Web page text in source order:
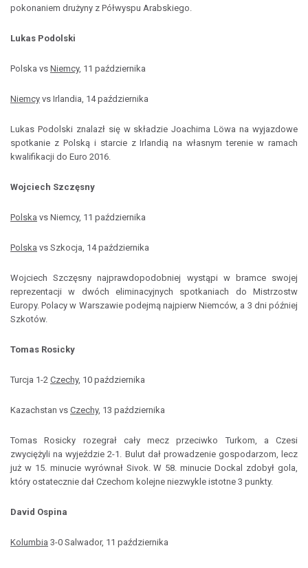
pokonaniem drużyny z Półwyspu Arabskiego.
Lukas Podolski
Polska vs Niemcy, 11 października
Niemcy vs Irlandia, 14 października
Lukas Podolski znalazł się w składzie Joachima Löwa na wyjazdowe
spotkanie z Polską i starcie z Irlandią na własnym terenie w ramach
kwalifikacji do Euro 2016.
Wojciech Szczęsny
Polska vs Niemcy, 11 października
Polska vs Szkocja, 14 października
Wojciech Szczęsny najprawdopodobniej wystąpi w bramce swojej
reprezentacji w dwóch eliminacyjnych spotkaniach do Mistrzostw
Europy. Polacy w Warszawie podejmą najpierw Niemców, a 3 dni później
Szkotów.
Tomas Rosicky
Turcja 1-2 Czechy, 10 października
Kazachstan vs Czechy, 13 października
Tomas Rosicky rozegrał cały mecz przeciwko Turkom, a Czesi
zwyciężyli na wyjeździe 2-1. Bulut dał prowadzenie gospodarzom, lecz
już w 15. minucie wyrównał Sivok. W 58. minucie Dockal zdobył gola,
który ostatecznie dał Czechom kolejne niezwykle istotne 3 punkty.
David Ospina
Kolumbia 3-0 Salwador, 11 października